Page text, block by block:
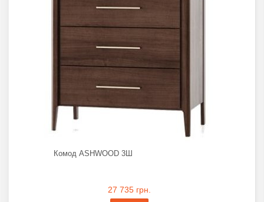
Комод ASHWOOD 3Ш
27 735 грн.